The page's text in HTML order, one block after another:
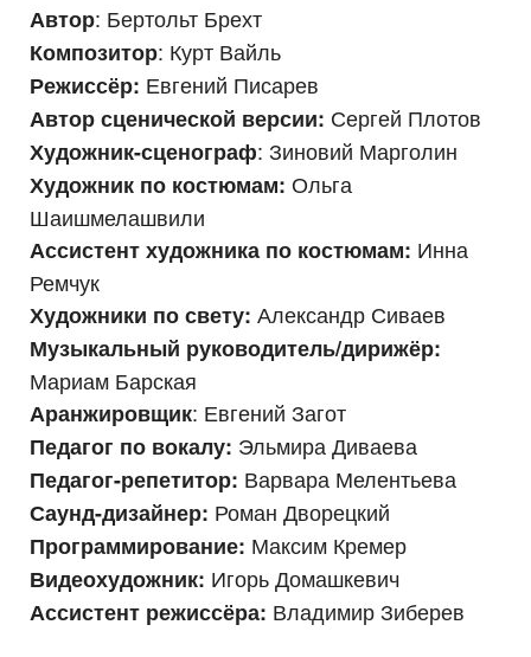
Автор: Бертольт Брехт
Композитор: Курт Вайль
Режиссёр: Евгений Писарев
Автор сценической версии: Сергей Плотов
Художник-сценограф: Зиновий Марголин
Художник по костюмам: Ольга
Шаишмелашвили
Ассистент художника по костюмам: Инна
Ремчук
Художники по свету: Александр Сиваев
Музыкальный руководитель/дирижёр:
Мариам Барская
Аранжировщик: Евгений Загот
Педагог по вокалу: Эльмира Диваева
Педагог-репетитор: Варвара Мелентьева
Саунд-дизайнер: Роман Дворецкий
Программирование: Максим Кремер
Видеохудожник: Игорь Домашкевич
Ассистент режиссёра: Владимир Зиберев